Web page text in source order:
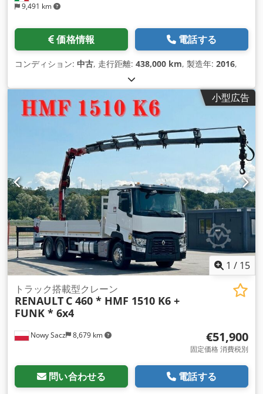
9,491 km
価格情報 電話する
コンディション: 中古, 走行距離: 438,000 km, 製造年: 2016,
小型広告
1 / 15
Nowy Sacz 8,679 km
トラック搭載型クレーン
RENAULT C 460 * HMF 1510 K6 +
FUNK * 6x4
€51,900
固定価格 消費税別
問い合わせる 電話する